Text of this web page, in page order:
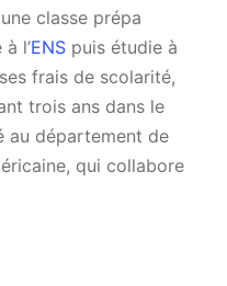
classe prépa
l’ENS puis étudie à
frais de scolarité,
trois ans dans le
au département de
qui collabore